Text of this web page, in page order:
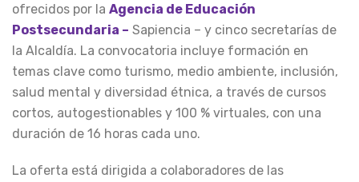
ofrecidos por la Agencia de Educación
Postsecundaria – Sapiencia – y cinco secretarías de
la Alcaldía. La convocatoria incluye formación en
temas clave como turismo, medio ambiente, inclusión,
salud mental y diversidad étnica, a través de cursos
cortos, autogestionables y 100 % virtuales, con una
duración de 16 horas cada uno.
La oferta está dirigida a colaboradores de las